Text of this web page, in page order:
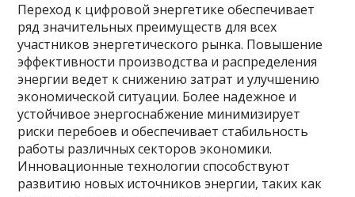
Переход к цифровой энергетике обеспечивает
ряд значительных преимуществ для всех
участников энергетического рынка. Повышение
эффективности производства и распределения
энергии ведет к снижению затрат и улучшению
экономической ситуации. Более надежное и
устойчивое энергоснабжение минимизирует
риски перебоев и обеспечивает стабильность
работы различных секторов экономики.
Инновационные технологии способствуют
развитию новых источников энергии, таких как